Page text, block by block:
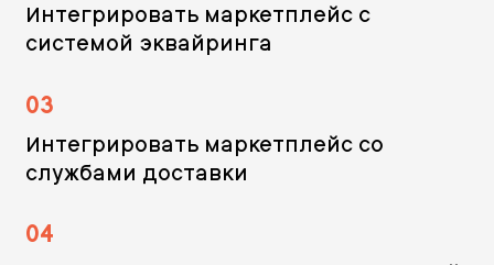
Интегрировать маркетплейс c
системой эквайринга
03
Интегрировать маркетплейс со
службами доставки
04